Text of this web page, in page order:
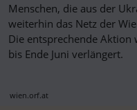
Menschen, die aus der
weiterhin das Netz der
Die entsprechende
bis Ende Juni verlängert.
wien.orf.at